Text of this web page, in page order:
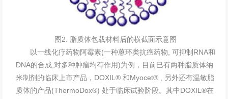
图2. 脂质体包载材料后的横截面示意图
以一线化疗药物阿霉素(一种蒽环类抗癌药物, 可抑制RNA和
DNA的合成,对多种肿瘤均有作用)为例，目前巳有两种脂质体纳
米制剂的临床上市产品，DOXIL® 和Myocet® , 另外还有温敏脂
质体的产品(ThermoDox®) 处于临床试验阶段。其中DOXIL®在